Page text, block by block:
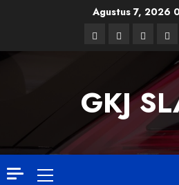
Agustus 7, 2026
Facebook
TwitterLinkedin
VK
GKJ
Primary